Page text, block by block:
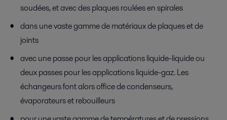
soudées, et avec des plaques roulées en spirales
dans une vaste gamme de matériaux de plaques et de
joints
avec une passe pour les applications liquide-liquide ou
deux passes pour les applications liquide-gaz. Les
échangeurs font alors office de condenseurs,
évaporateurs et rebouilleurs